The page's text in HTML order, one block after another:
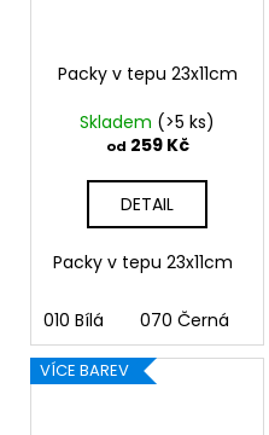
Packy v tepu 23x11cm
Skladem (>5 ks)
od 259 Kč
DETAIL
Packy v tepu 23x11cm
010 Bílá 070 Černá
VÍCE BAREV